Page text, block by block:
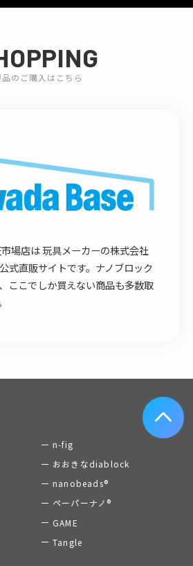
品のご購入はこちら
場店は 玩具メーカーの株式会社
式直販サイトです。ナノブロック
ここでしか買えない商品も多数取
n-fig
おおきなdiablock
nanobeads®
ペーパーナノ®
GAME
Tangle